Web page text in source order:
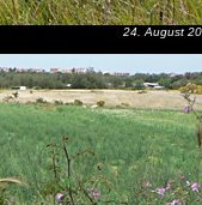
24. August